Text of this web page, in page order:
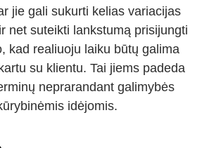
jie gali sukurti kelias variacijas
net suteikti lankstumą prisijungti
kad realiuoju laiku būtų galima
su klientu. Tai jiems padeda
neprarandant galimybės
idėjomis.